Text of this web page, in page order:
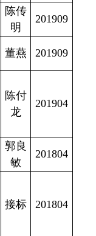
陈传
明
201909
董燕 201909
陈付
龙
201904
郭良
敏
201804
接标 201804